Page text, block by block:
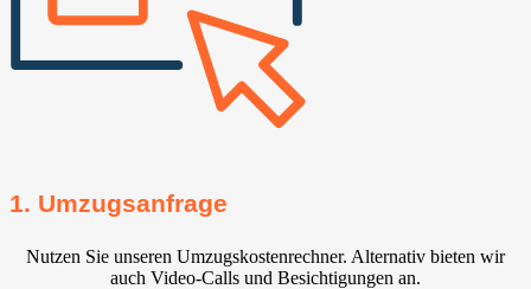
1. Umzugsanfrage
Nutzen Sie unseren Umzugskostenrechner. Alternativ bieten wir
auch Video-Calls und Besichtigungen an.